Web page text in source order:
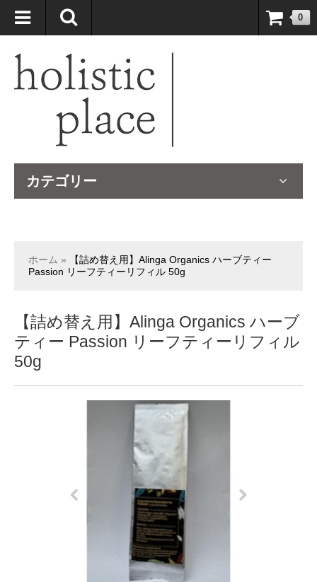
自然療法大国のオーストラリアより、臨床経験＆知識の豊富なナチュ
ロパスが厳選したサプリメントや ナチュラルグッズをお届けします！
0
カテゴリー
ホーム »
【詰め替え用】Alinga Organics ハーブティー
Passion リーフティーリフィル 50g
【詰め替え用】Alinga Organics ハーブ
ティー Passion リーフティーリフィル
50g